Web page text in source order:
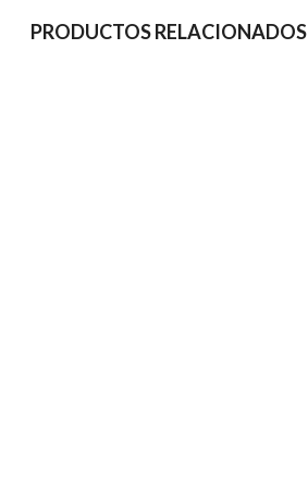
PRODUCTOS RELACIONADOS